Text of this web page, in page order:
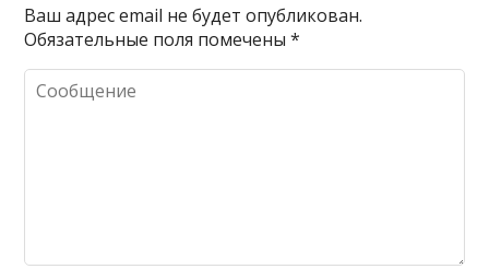
Ваш адрес email не будет опубликован.
Обязательные поля помечены*